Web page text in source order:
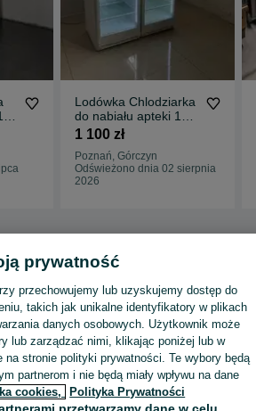
Lodówka Chlodziarka
do nabiału apteki 175
cm 350 l
1 100 zł
Poznań, Górczyn
Odświeżono dnia 02 sierpnia
2026
Sklepy i magazyny
i witryny chłodnicze - Chartowo
Wyświetlenia:
prywatność
przechowujemy lub uzyskujemy dostęp do
takich jak unikalne identyfikatory w plikach
danych osobowych. Użytkownik może
lub zarządzać nimi, klikając poniżej lub w
na stronie polityki prywatności. Te wybory będą
partnerom i nie będą miały wpływu na dane
cookies, Polityka Prywatności